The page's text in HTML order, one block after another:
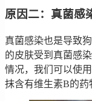
原因二：真菌感
真菌感染也是导致
的皮肤受到真菌感
情况，我们可以使
抹含有维生素B的药